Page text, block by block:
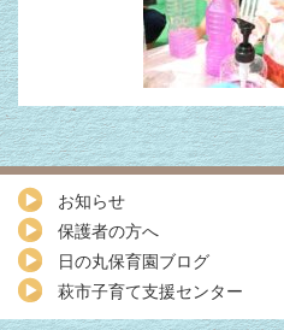
お知らせ
保護者の方へ
日の丸保育園ブログ
萩市子育て支援センター